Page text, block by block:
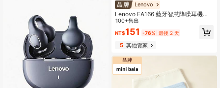
Lenovo
Lenovo EA166 藍牙智慧降噪耳機，
晶瑩清晰通話，無線藍牙耳機，HD音
質，內建麥克風，IPX5防水，跑步運
動耳機，低延遲
100+售出
NT$151 -76% 最後 2 天
5其他賣家